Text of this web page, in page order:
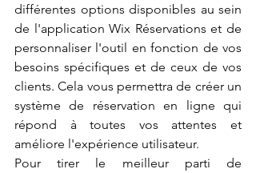
différentes options disponibles au sein
de l'application Wix Réservations et de
personnaliser l'outil en fonction de vos
besoins spécifiques et de ceux de vos
clients. Cela vous permettra de créer un
système de réservation en ligne qui
répond à toutes vos attentes et
améliore l'expérience utilisateur.
Pour tirer le meilleur parti de